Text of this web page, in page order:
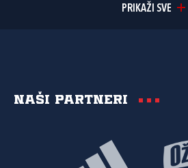
PRIKAŽI SVE
Naši partneri